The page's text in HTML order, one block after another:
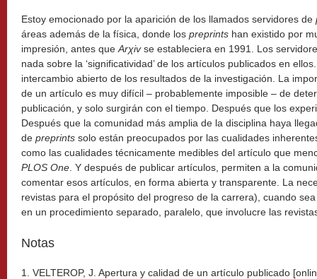
Estoy emocionado por la aparición de los llamados servidores de
áreas además de la física, donde los preprints han existido por
impresión, antes que Arχivse estableciera en 1991. Los
nada sobre la ‘significatividad’ de los artículos publicados en
intercambio abierto de los resultados de la investigación. La
de un artículo es muy difícil – probablemente imposible – de
publicación, y solo surgirán con el tiempo. Después que los
Después que la comunidad más amplia de la disciplina haya
de preprints solo están preocupados por las cualidades
como las cualidades técnicamente medibles del artículo que
PLOS One . Y después de publicar artículos, permiten a la
comentar esos artículos, en forma abierta y transparente. La
revistas para el propósito del progreso de la carrera), cuando
en un procedimiento separado, paralelo, que involucre las
Notas
1. VELTEROP, J. Apertura y calidad de un artículo publicado